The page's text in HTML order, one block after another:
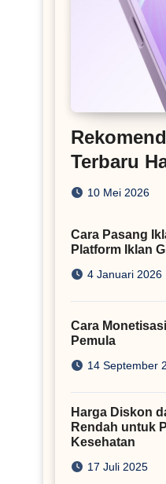
Terbaru
Juta
10 Mei 2026
Cara Pasang
Platform Iklan
4 Januari 2026
Cara
Pemula
14 September
Harga Diskon
Rendah untuk
Kesehatan
17 Juli 2025